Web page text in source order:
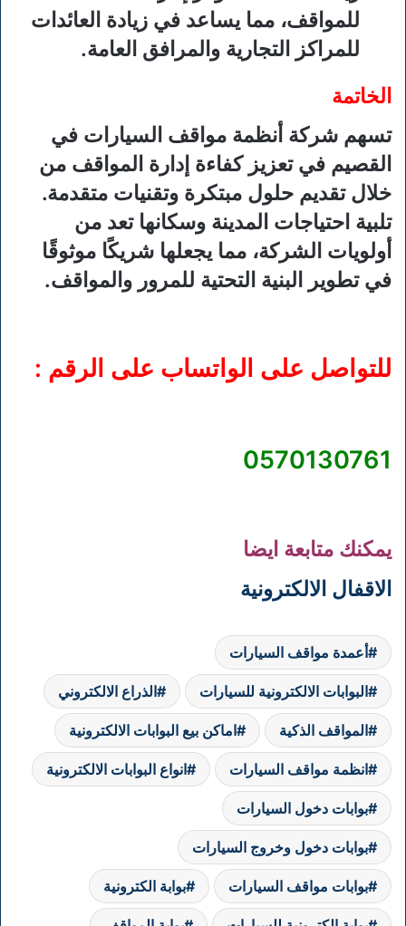
للمواقف، مما يساعد في زيادة العائدات
للمراكز التجارية والمرافق العامة.
الخاتمة
تسهم شركة أنظمة مواقف السيارات في
القصيم في تعزيز كفاءة إدارة المواقف من
خلال تقديم حلول مبتكرة وتقنيات متقدمة.
تلبية احتياجات المدينة وسكانها تعد من
أولويات الشركة، مما يجعلها شريكًا موثوقًا
في تطوير البنية التحتية للمرور والمواقف.
للتواصل على الواتساب على الرقم :
0570130761
يمكنك متابعة ايضا
الاقفال الالكترونية
أعمدة مواقف السيارات
البوابات الالكترونية للسيارات الذراع الالكتروني
المواقف الذكية اماكن بيع البوابات الالكترونية
انظمة مواقف السيارات انواع البوابات الالكترونية
بوابات دخول السيارات
بوابات دخول وخروج السيارات
بوابات مواقف السيارات بوابة الكترونية